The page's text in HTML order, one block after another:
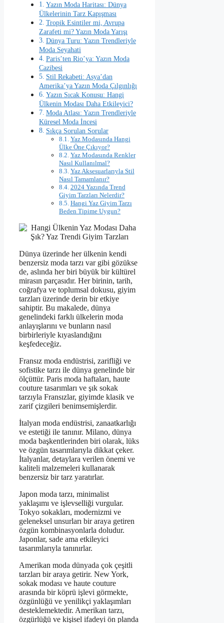
Yazın Moda Haritası: Dünya
Ülkelerinin Tarz Kapışması
Tropik Esintiler mi, Avrupa
Zarafeti mi? Yazın Moda Yarışı
Dünya Turu: Yazın Trendleriyle
Moda Seyahati
Paris’ten Rio’ya: Yazın Moda
Cazibesi
Stil Rekabeti: Asya’dan
Amerika’ya Yazın Moda Çılgınlığı
Yazın Sıcak Konusu: Hangi
Ülkenin Modası Daha Etkileyici?
Moda Atlası: Yazın Trendleriyle
Küresel Moda İncesi
Sıkça Sorulan Sorular
Yaz Modasında Hangi
Ülke Öne Çıkıyor?
Yaz Modasında Renkler
Nasıl Kullanılmal?
Yaz Aksesuarlarıyla Stil
Nasıl Tamamlanır?
2024 Yazında Trend
Giyim Tarzları Nelerdir?
Hangi Yaz Giyim Tarzı
Beden Tipime Uygun?
Dünya üzerinde her ülkenin kendi
benzersiz moda tarzı var gibi gözükse
de, aslında her biri büyük bir kültürel
mirasın parçasıdır. Her birinin, tarih,
coğrafya ve toplumsal dokusu, giyim
tarzları üzerinde derin bir etkiye
sahiptir. Bu makalede, dünya
genelindeki farklı ülkelerin moda
anlayışlarını ve bunların nasıl
birbirleriyle kıyaslandığını
keşfedeceğiz.
Fransız moda endüstrisi, zarifliği ve
sofistike tarzı ile dünya genelinde bir
ölçüttür. Paris moda haftaları, haute
couture tasarımları ve şık sokak
tarzıyla Fransızlar, giyimde klasik ve
zarif çizgileri benimsemişlerdir.
İtalyan moda endüstrisi, zanaatkarlığı
ve estetiği ile tanınır. Milano, dünya
moda başkentlerinden biri olarak, lüks
ve özgün tasarımlarıyla dikkat çeker.
İtalyanlar, detaylara verilen önemi ve
kaliteli malzemeleri kullanarak
benzersiz bir tarz yaratırlar.
Japon moda tarzı, minimalist
yaklaşımı ve işlevselliği vurgular.
Tokyo sokakları, modernizmi ve
geleneksel unsurları bir araya getiren
özgün kombinasyonlarla doludur.
Japonlar, sade ama etkileyici
tasarımlarıyla tanınırlar.
Amerikan moda dünyada çok çeşitli
tarzları bir araya getirir. New York,
sokak modası ve haute couture
arasında bir köprü işlevi görmekte,
özgünlüğü ve yenilikçi yaklaşımları
desteklemektedir. Amerikan tarzı,
özgürlüğü ve kişisel ifadeyi ön planda